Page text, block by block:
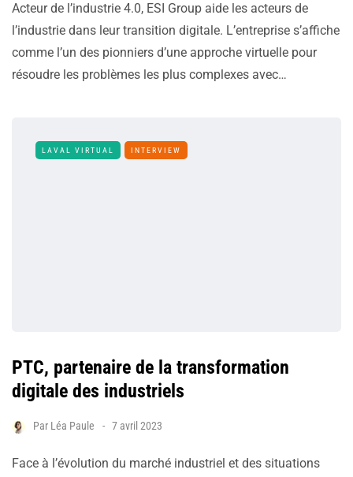
Acteur de l’industrie 4.0, ESI Group aide les acteurs de
l’industrie dans leur transition digitale. L’entreprise s’affiche
comme l’un des pionniers d’une approche virtuelle pour
résoudre les problèmes les plus complexes avec…
LAVAL VIRTUAL INTERVIEW
PTC, partenaire de la transformation
digitale des industriels
Par Léa Paule 7 avril 2023
Face à l’évolution du marché industriel et des situations